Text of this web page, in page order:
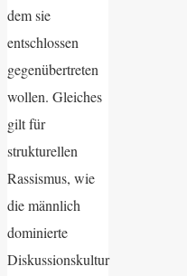
dem sie
entschlossen
gegenübertreten
wollen. Gleiches
gilt für
strukturellen
Rassismus, wie
die männlich
dominierte
Diskussionskultur